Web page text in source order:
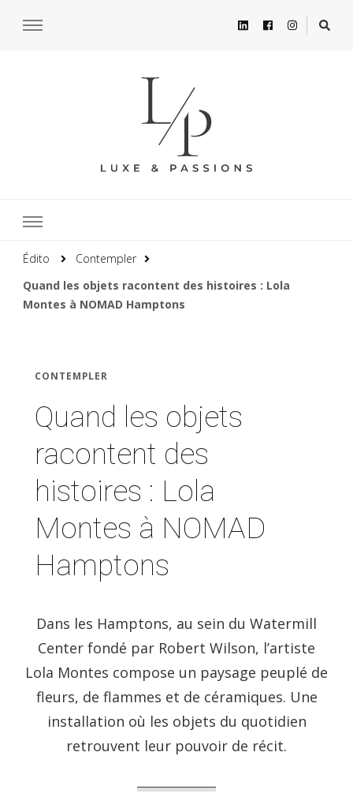
Édito
Contempler
Quand les objets racontent des histoires : Lola
Montes à NOMAD Hamptons
CONTEMPLER
Quand les objets
racontent des
histoires : Lola
Montes à NOMAD
Hamptons
Dans les Hamptons, au sein du Watermill
Center fondé par Robert Wilson, l’artiste
Lola Montes compose un paysage peuplé de
fleurs, de flammes et de céramiques. Une
installation où les objets du quotidien
retrouvent leur pouvoir de récit.